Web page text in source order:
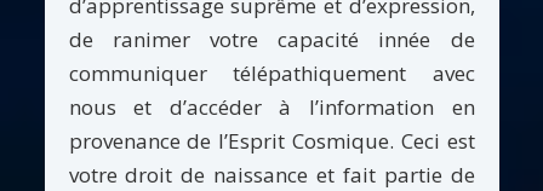
d’apprentissage suprême et d’expression,
de ranimer votre capacité innée de
communiquer télépathiquement avec
nous et d’accéder à l’information en
provenance de l’Esprit Cosmique. Ceci est
votre droit de naissance et fait partie de